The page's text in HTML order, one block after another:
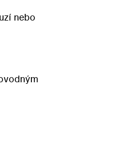
nebo